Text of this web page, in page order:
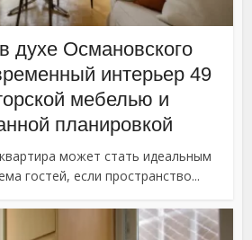
духе Османовского
интерьер 49
мебелью и
планировкой
может стать идеальным
гостей, если пространство...